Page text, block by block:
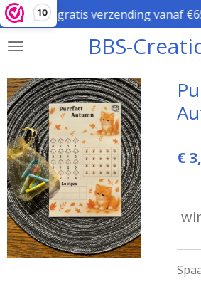
10
Ga
direct
naar
hoofdinhoud
BBS-
gratis verzending vanaf
€